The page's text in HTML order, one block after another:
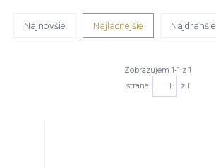
Najnovšie Najlacnejšie Najdrahšie
Zobrazujem 1-1 z 1
strana
z 1